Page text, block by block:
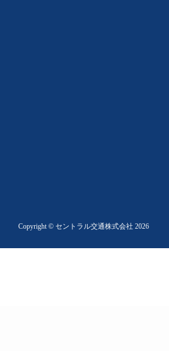
Copyright © セントラル交通株式会社 2026